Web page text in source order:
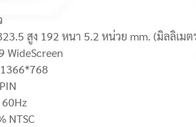
สูง 192 หนา 5.2 หน่วย mm. (มิลลิเมต
WideScreen
NTSC